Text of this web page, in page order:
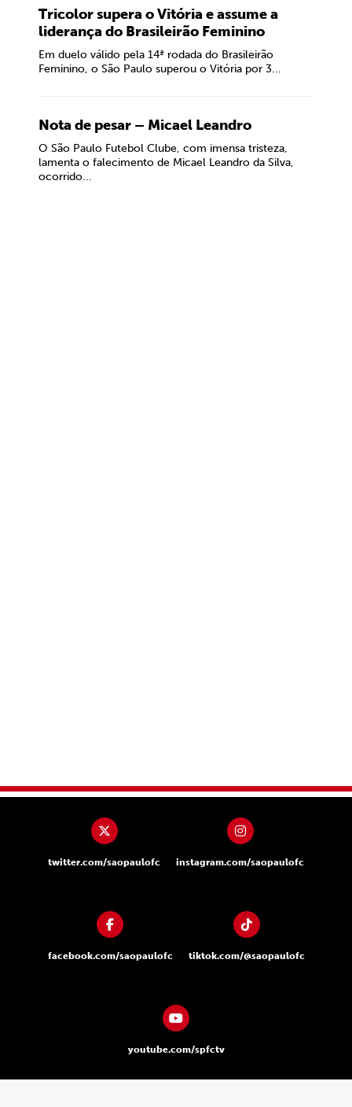
Tricolor supera o Vitória e assume a
liderança do Brasileirão Feminino
Em duelo válido pela 14ª rodada do Brasileirão
Feminino, o São Paulo superou o Vitória por 3...
Nota de pesar – Micael Leandro
O São Paulo Futebol Clube, com imensa tristeza,
lamenta o falecimento de Micael Leandro da Silva,
ocorrido...
twitter.com/saopaulofc instagram.com/saopaulofc
facebook.com/saopaulofc tiktok.com/@saopaulofc
youtube.com/spfctv